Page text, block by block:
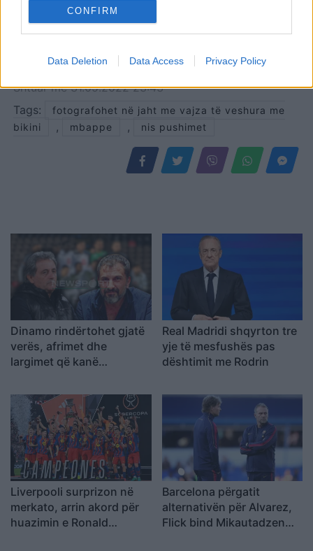
CONFIRM
Data Deletion Data Access Privacy Policy
Shtuarmë31.05.2022 23:43
Tags:
fotografohet në jaht me vajza të veshura me
bikini
, mbappe , nis pushimet
Dinamo rindërtohet gjatë
verës, afrimet dhe
largimet që kanë
Real Madridi shqyrton tre
yje të mesfushës pas
dështimit me Rodrin
Liverpooli surprizon në
merkato, arrin akord për
huazimin e Ronald
Barcelona përgatit
alternativën për Alvarez,
Flick bind Mikautadzen